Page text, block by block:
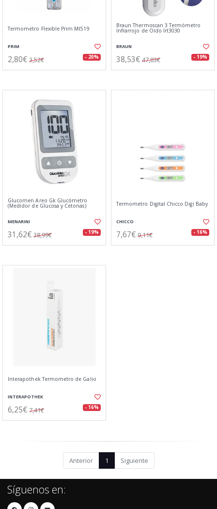
Termometro Flexible Prim Mt519
PRIM
2,80€ 3,52€ - 20%
Braun Thermoscan 3 Termómetro
Infrarrojo de Oído Irt3030
BRAUN
38,53€ 47,83€ - 19%
Glucomen Areo Gk Glucómetro
(Medidor de Glucosa y Cetonas)
MENARINI
31,62€ 38,99€ - 19%
Termometro Digital Chicco Digi Baby
CHICCO
7,67€ 9,11€ - 16%
Interapothek Termometro de Galio
INTERAPOTHEK
6,25€ 7,41€ - 16%
Anterior 1 Siguiente
Síguenos en: